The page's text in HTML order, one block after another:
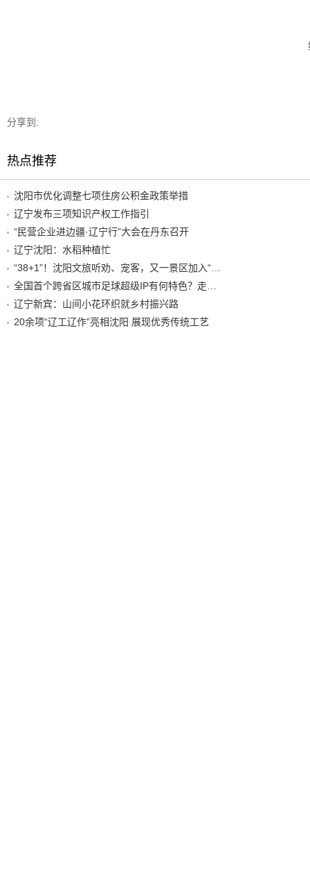
分享到:
热点推荐
沈阳市优化调整七项住房公积金政策举措
辽宁发布三项知识产权工作指引
“民营企业进边疆·辽宁行”大会在丹东召开
辽宁沈阳：水稻种植忙
辽宁新宾：山间小花环织就乡村振兴路
20余项“辽工辽作”亮相沈阳 展现优秀传统工艺